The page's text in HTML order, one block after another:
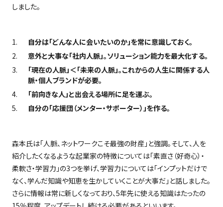
しました。
自分は「どんな人に会いたいのか」を常に意識しておく。
意外と大事な「社内人脈」。ソリューション能力を最大化する。
「現在の人脈」＜「未来の人脈」。これからの人生に関係する人
脈・個人ブランドが必要。
「前向きな人」と出会える場所に足を運ぶ。
自分の「応援団（メンター・サポーター）」を作る。
森本氏は「人脈、ネットワークこそ最強の財産」と強調。そして、人を
紹介したくなるような起業家の特徴については「素直さ（好奇心）・
柔軟さ・学習力」の3つを挙げ、学習力については「インプットだけで
なく、学んだ知識や知恵を生かしていくことが大事だ」と話しました。
さらに情報は常に新しくなっており、5年先に使える知識はたったの